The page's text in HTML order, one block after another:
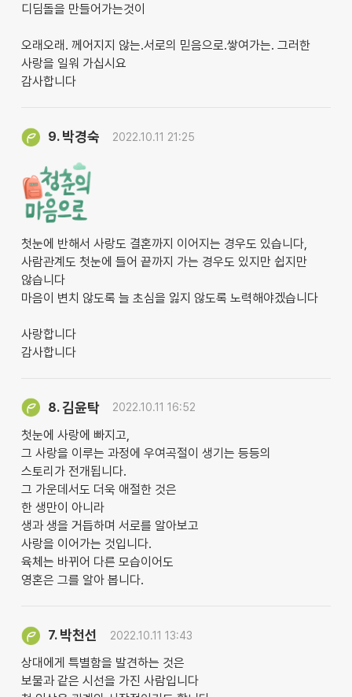
디딤돌을 만들어가는것이
오래오래. 께어지지 않는.서로의 믿음으로.쌓여가는. 그러한
사랑을 일워 가십시요
감사합니다
9. 박경숙 2022.10.11 21:25
첫눈에 반해서 사랑도 결혼까지 이어지는 경우도 있습니다,
사람관계도 첫눈에 들어 끝까지 가는 경우도 있지만 쉽지만
않습니다
마음이 변치 않도록 늘 초심을 잃지 않도록 노력해야겠습니다
사랑합니다
감사합니다
8.김윤탁 2022.10.11 16:52
첫눈에 사랑에 빠지고,
그 사랑을 이루는 과정에 우여곡절이 생기는 등등의
스토리가 전개됩니다.
그 가운데서도 더욱 애절한 것은
한 생만이 아니라
생과 생을 거듭하며 서로를 알아보고
사랑을 이어가는 것입니다.
육체는 바뀌어 다른 모습이어도
영혼은 그를 알아 봅니다.
7. 박천선 2022.10.11 13:43
상대에게 특별함을 발견하는 것은
보물과 같은 시선을 가진 사람입니다